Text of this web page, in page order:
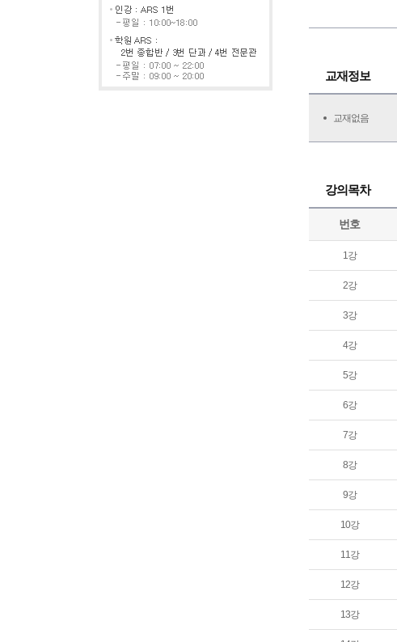
교재정보
교재없음
강의목차
번호
1강
2강
3강
4강
5강
6강
7강
8강
9강
10강
11강
12강
13강